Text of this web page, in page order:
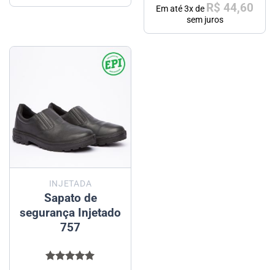
Em até3x de R$ 44,60
sem juros
INJETADA
Sapato de
segurança Injetado
757